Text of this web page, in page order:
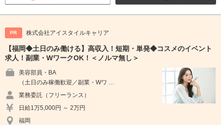
PR 株式会社アイスタイルキャリア
【福岡◆土日のみ働ける】高収入！短期・単発◆コスメのイベント
求人！副業・WワークOK！＜ノルマ無し＞
美容部員・BA
（土日のみ稼働歓迎／副業・Wワ …
業務委託（フリーランス）
日給1万5,000円 ～ 2万円
福岡